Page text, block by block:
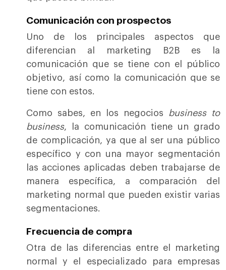
Comunicación con prospectos
Uno de los principales aspectos que
diferencian al marketing B2B es la
comunicación que se tiene con el público
objetivo, así como la comunicación que se
tiene con estos.
Como sabes, en los negocios
business to
business, la comunicación tiene un grado
de complicación, ya que al ser una público
específico y con una mayor segmentación
las acciones aplicadas deben trabajarse de
manera específica, a comparación del
marketing normal que pueden existir varias
segmentaciones.
Frecuencia de compra
Otra de las diferencias entre el marketing
normal y el especializado para empresas